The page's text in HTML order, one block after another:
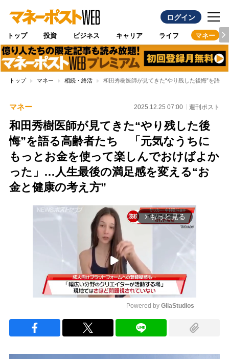
ログイン
トップ 投資 ビジネス キャリア ライフ マネー
トップ マネー 相続・終活 和田秀樹医師が見てきた“やり残した後悔”を語
マネー 2025.12.25 07:00 週刊ポスト
和田秀樹医師が見てきた“やり残した後
悔”を語る高齢者たち 「元気なうちに
もっとお金を使って楽しんでおけばよか
った」…人生最後の満足感を変える“お
金と健康の考え方”
arrow_forward_ios もっと見る
Powered by GliaStudios